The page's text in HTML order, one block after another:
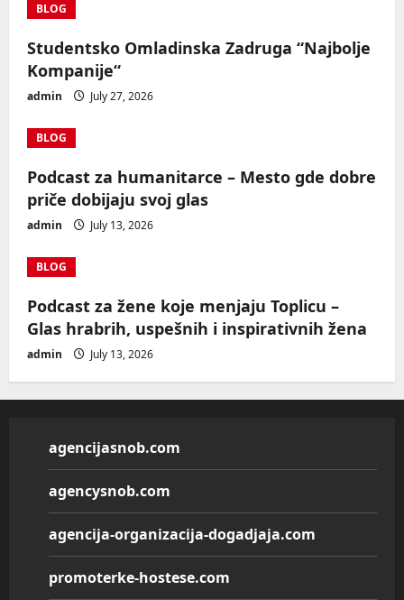
BLOG
Studentsko Omladinska Zadruga “Najbolje
Kompanije“
admin July 27, 2026
BLOG
Podcast za humanitarce – Mesto gde dobre
priče dobijaju svoj glas
admin July 13, 2026
BLOG
Podcast za žene koje menjaju Toplicu –
Glas hrabrih, uspešnih i inspirativnih žena
admin July 13, 2026
agencijasnob.com
agencysnob.com
agencija-organizacija-dogadjaja.com
promoterke-hostese.com